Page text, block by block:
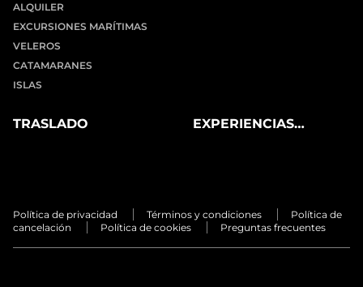
ALQUILER
EXCURSIONES MARÍTIMAS
VELEROS
CATAMARANES
ISLAS
TRASLADO
EXPERIENCIAS
Política de privacidad Términos y condiciones
Política de
cancelación
Política de cookies Preguntas frecuentes